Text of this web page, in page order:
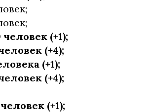
(+1);
(+4);
(+1);
(+4);
(+1);